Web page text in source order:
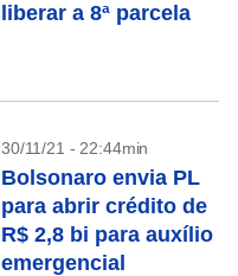
liberar a 8ª parcela
30/11/21 - 22:44min
Bolsonaro envia PL
para abrir crédito de
R$ 2,8 bi para auxílio
emergencial